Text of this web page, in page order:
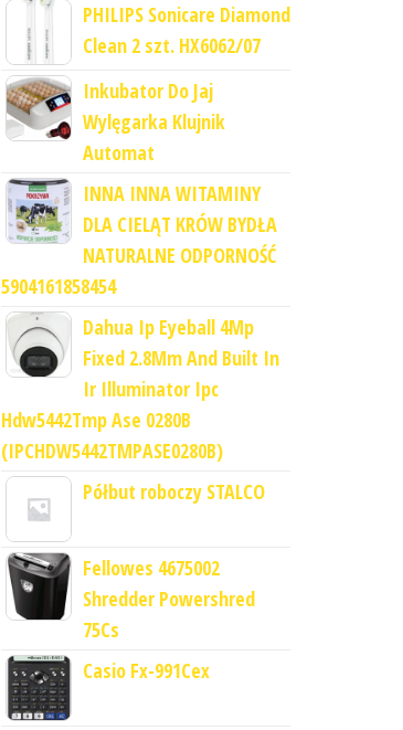
PHILIPS Sonicare Diamond
Clean 2 szt. HX6062/07
Inkubator Do Jaj
Wylęgarka Klujnik
Automat
INNA INNA WITAMINY
DLA CIELĄT KRÓW BYDŁA
NATURALNE ODPORNOŚĆ
5904161858454
Dahua Ip Eyeball 4Mp
Fixed 2.8Mm And Built In
Ir Illuminator Ipc
Hdw5442Tmp Ase 0280B
(IPCHDW5442TMPASE0280B)
Półbut roboczy STALCO
Fellowes 4675002
Shredder Powershred
75Cs
Casio Fx-991Cex